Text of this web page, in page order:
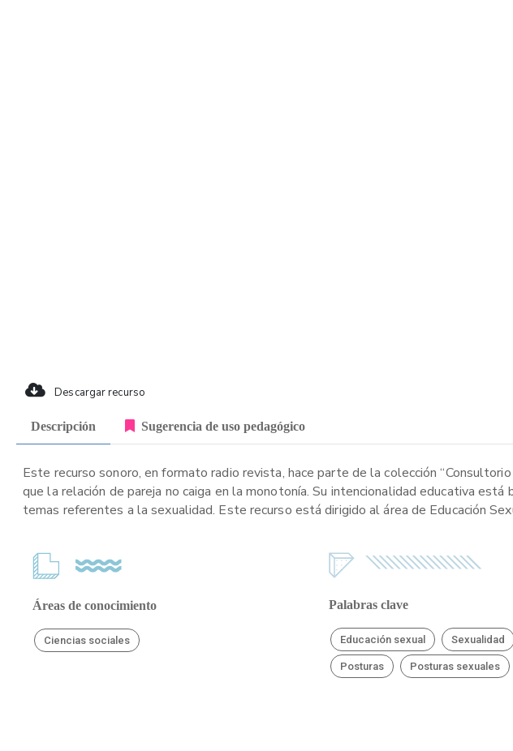
Descargar recurso
Descripción Sugerencia de uso pedagógico
Este recurso sonoro, en formato radio revista, hace parte de la colección
que la relación de pareja no caiga en la monotonía. Su intencionalidad educativa
temas referentes a la sexualidad. Este recurso está dirigido al área de Educación
Áreas de conocimiento
Ciencias sociales
Palabras clave
Educación sexual Sexualidad
Posturas Posturas sexuales